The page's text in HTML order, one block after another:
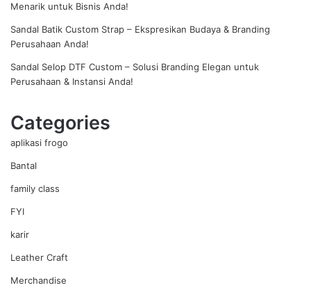
Menarik untuk Bisnis Anda!
Sandal Batik Custom Strap – Ekspresikan Budaya & Branding
Perusahaan Anda!
Sandal Selop DTF Custom – Solusi Branding Elegan untuk
Perusahaan & Instansi Anda!
Categories
aplikasi frogo
Bantal
family class
FYI
karir
Leather Craft
Merchandise